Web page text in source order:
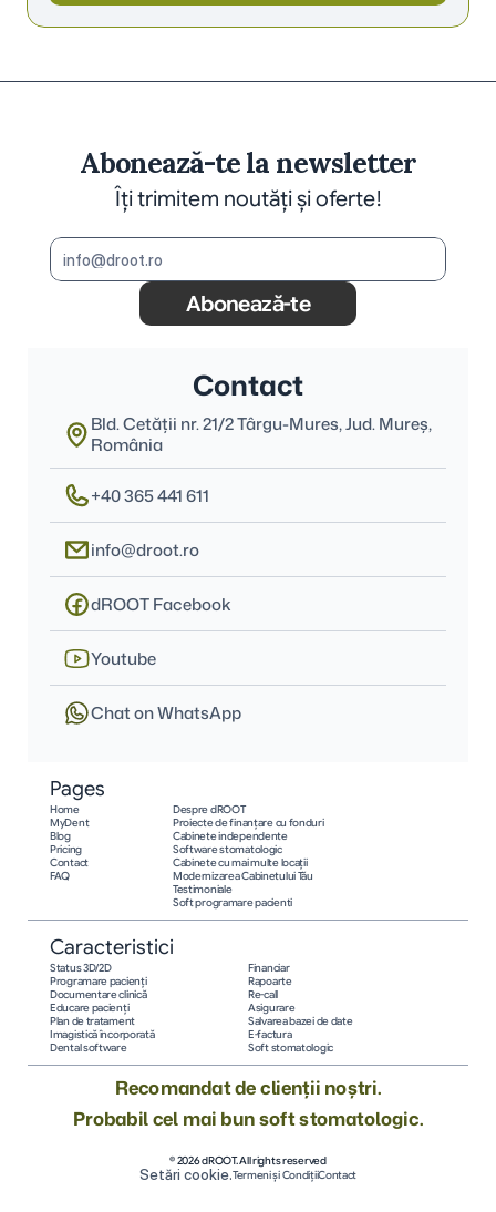
Abonează-te la newsletter
Îți trimitem noutăți și oferte!
Abonează-te
Contact
Bld. Cetății nr. 21/2 Târgu-Mures, Jud. Mureş,
România
+40 365 441 611
info@droot.ro
dROOT Facebook
Youtube
Chat on WhatsApp
Pages
Home
MyDent
Blog
Pricing
Contact
FAQ
Despre dROOT
Proiecte de finanțare cu fonduri
Cabinete independente
Software stomatologic
Cabinete cu mai multe locații
Modernizarea Cabinetului Tău
Testimoniale
Soft programare pacienti
Caracteristici
Status 3D/2D
Programare pacienţi
Documentare clinică
Educare pacienţi
Plan de tratament
Imagistică încorporată
Dental software
Financiar
Rapoarte
Re-call
Asigurare
Salvarea bazei de date
E-factura
Soft stomatologic
Recomandat de clienții noștri.
Probabil cel mai bun soft stomatologic.
© 2026 dROOT. All rights reserved
Setări cookie.Termeni și CondițiiContact